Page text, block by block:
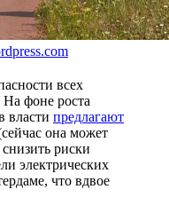
всех
На фоне роста
власти предлагают
она может
риски
электрических
что вдвое